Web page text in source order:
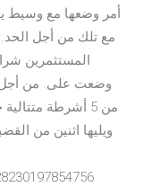
مع تلك من أجل
المستثمرين
وضعت على. من أجل
من 5 أشرطة
ويليها اثنين من